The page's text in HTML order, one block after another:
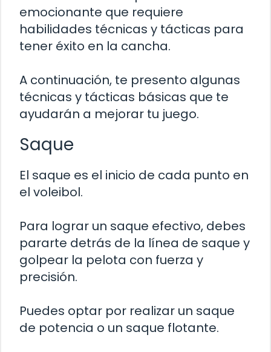
emocionante que requiere
habilidades técnicas y tácticas para
tener éxito en la cancha.
A continuación, te presento algunas
técnicas y tácticas básicas que te
ayudarán a mejorar tu juego.
Saque
El saque es el inicio de cada punto en
el voleibol.
Para lograr un saque efectivo, debes
pararte detrás de la línea de saque y
golpear la pelota con fuerza y
precisión.
Puedes optar por realizar un saque
de potencia o un saque flotante.